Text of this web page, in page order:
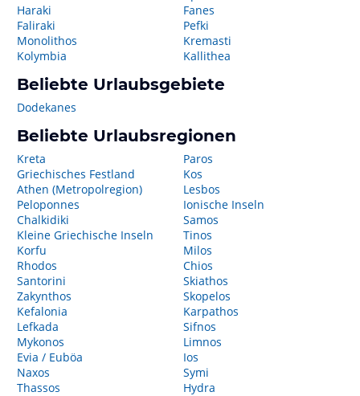
Haraki
Faliraki
Monolithos
Kolymbia
Fanes
Pefki
Kremasti
Kallithea
Beliebte Urlaubsgebiete
Dodekanes
Beliebte Urlaubsregionen
Kreta
Griechisches Festland
Athen (Metropolregion)
Peloponnes
Chalkidiki
Kleine Griechische Inseln
Korfu
Rhodos
Santorini
Zakynthos
Kefalonia
Lefkada
Mykonos
Evia / Euböa
Naxos
Thassos
Paros
Kos
Lesbos
Ionische Inseln
Samos
Tinos
Milos
Chios
Skiathos
Skopelos
Karpathos
Sifnos
Limnos
Ios
Symi
Hydra